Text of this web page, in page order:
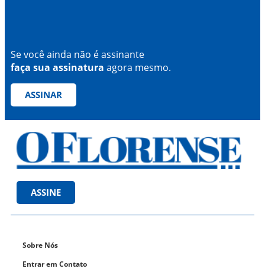
Se você ainda não é assinante
faça sua assinatura agora mesmo.
ASSINAR
ASSINE
Sobre Nós
Entrar em Contato